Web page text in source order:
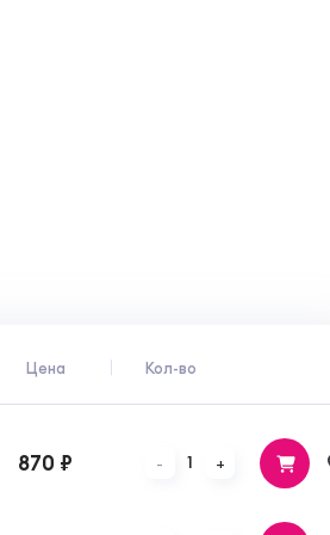
Цена Кол-во
870 ₽ - 1 +